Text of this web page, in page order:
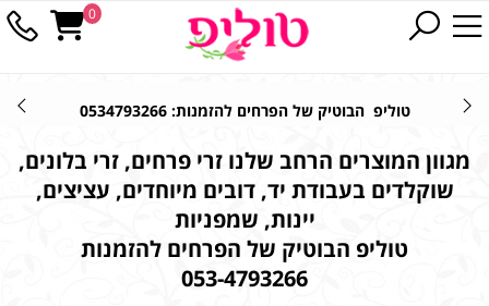
טוליפ הבוטיק של הפרחים להזמנות: 0534793266
0
מגוון המוצרים הרחב שלנו זרי פרחים, זרי בלונים,
שוקלדים בעבודת יד, דובים מיוחדים, עציצים,
יינות, שמפניות
טוליפ הבוטיק של הפרחים להזמנות
053-4793266